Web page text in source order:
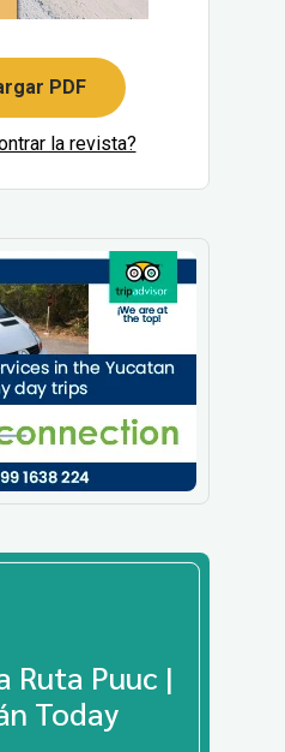
PDF
la revista?
Ruta Puuc |
Today